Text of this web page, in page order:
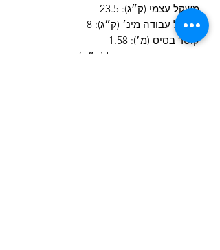
משקל עצמי (ק״ג): 23.5
משקל עבודה מינ׳ (ק״ג): 8
קוטר בסיס (מ׳): 1.58
מידות המכשיר מקופל (מ״מ)